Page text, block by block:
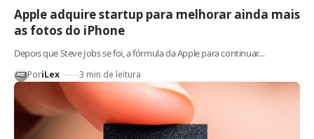
Apple adquire startup para melhorar ainda mais
as fotos do iPhone
Depois que Steve Jobs se foi, a fórmula da Apple para continuar…
PoriLex 3 min de leitura